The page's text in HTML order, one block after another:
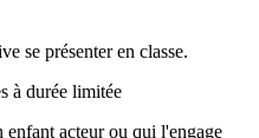
se présenter en classe.
à durée limitée
acteur ou qui l'engage